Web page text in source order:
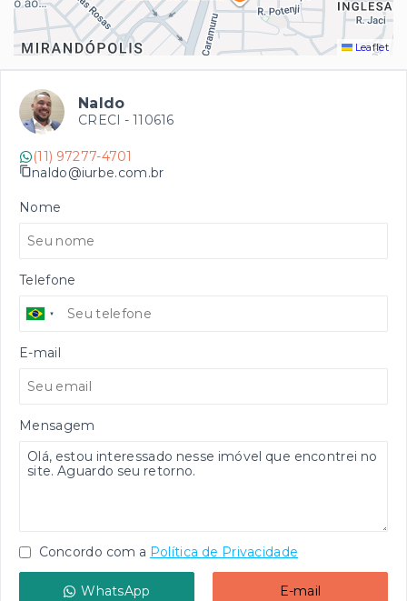
Leaflet
Naldo
CRECI - 110616
(11) 97277-4701
naldo@iurbe.com.br
Nome
Telefone
E-mail
Mensagem
Concordo com a Política de Privacidade
WhatsApp E-mail